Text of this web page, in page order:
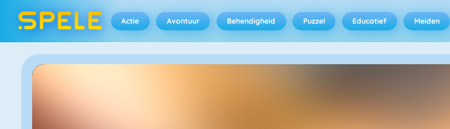
Actie Avontuur Behendigheid Puzzel Educatief Meiden